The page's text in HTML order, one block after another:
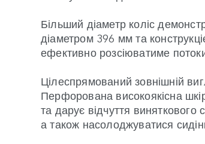
Більший діаметр коліс
діаметром 396 мм та
ефективно розсіюватиме
Цілеспрямований зовнішній
Перфорована високоякісна
та дарує відчуття
а також насолоджуватися